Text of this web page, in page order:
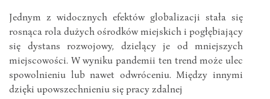
Jednym z widocznych efektów globalizacji stała się
rosnąca rola dużych ośrodków miejskich i pogłębiający
się dystans rozwojowy, dzielący je od mniejszych
miejscowości. W wyniku pandemii ten trend może ulec
spowolnieniu lub nawet odwróceniu. Między innymi
dzięki upowszechnieniu się pracy zdalnej